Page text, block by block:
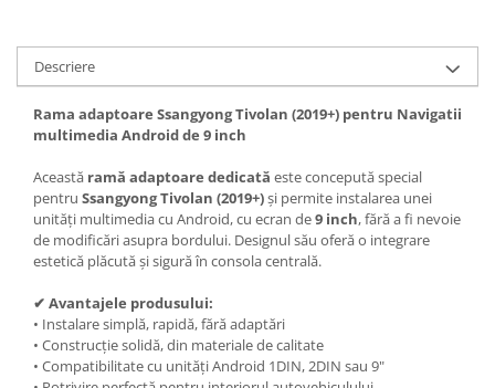
Camere marșarier universale
Camere Skoda
Camere Mercedes Benz
Camere Audi
Camere BMW
Camere Ford
Descriere
Rama adaptoare Ssangyong Tivolan (2019+) pentru Navigatii
multimedia Android de 9 inch
Această ramă adaptoare dedicată este concepută special
pentru Ssangyong Tivolan (2019+)și permite instalarea unei
unități multimedia cu Android, cu ecran de9 inch, fără a fi nevoie
de modificări asupra bordului. Designul său oferă o integrare
estetică plăcută și sigură în consola centrală.
✔ Avantajele produsului:
• Instalare simplă, rapidă, fără adaptări
• Construcție solidă, din materiale de calitate
• Compatibilitate cu unități Android 1DIN, 2DIN sau 9"